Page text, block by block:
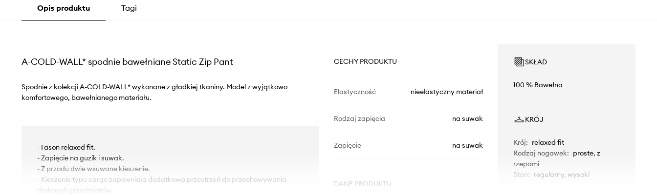
Opis produktu Tagi
A-COLD-WALL* spodnie bawełniane Static Zip Pant
Spodnie z kolekcji A-COLD-WALL* wykonane z gładkiej tkaniny. Model z wyjątkowo
komfortowego, bawełnianego materiału.
- Fason relaxed fit.
- Zapięcie na guzik i suwak.
- Z przodu dwie wsuwane kieszenie.
- Kieszenie typu cargo zapewniają dodatkową przestrzeń do przechowywania
drobnych przedmiotów.
CECHY PRODUKTU
Elastyczność nieelastyczny materiał
Rodzaj zapięcia na suwak
Zapięcie na suwak
DANE PRODUKTU
SKŁAD
100 % Bawełna
KRÓJ
Krój: relaxed fit
Rodzaj nogawek: proste, z
rzepami
Stan: regularny, wysoki